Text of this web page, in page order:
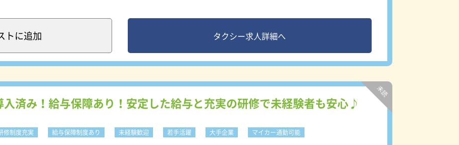
他優良顧客や有名ホテルからの依頼もあり、安定した営業売上
ます。GOアプリについては、配車回数が増加中！更に配車効率
、ビジネスマン・若年層の方達からの利用が増加しており、乗
動日報システム＞ タクシードライバー
報に手書き等の記入の必要はありません。事務作業を軽減し、
メラ、バックモニター、車内防護板、オリジナル防犯などドラ
ステムを設置しています。 ＜休みの日は有意義に過
ーは出勤明けの日や公休を利用して有効に時間を使う事が出来
み合わせると、日中動ける時間がとても多く確保でき、その時
トに追加 タクシー求人詳細へ
済み！給与保障あり！安定した給与と充実の研修で未経験者も安心♪
修制度充実 給与保障制度あり 未経験歓迎 若手活躍 大手企業 マイカー通勤可能